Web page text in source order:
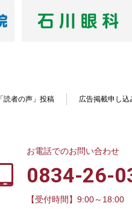
「読者の声」投稿 広告掲載申し込
お電話でのお問い合わせ
0834-26-
【受付時間】9:00～18:00